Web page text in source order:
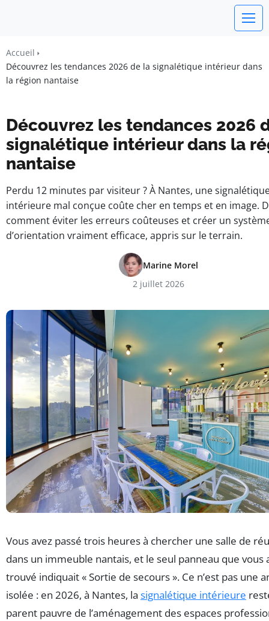
BUSINESS INSIGHTS FOR FRANCE
Accueil
Découvrez les tendances 2026 de la signalétique intérieur dans
la région nantaise
Découvrez les tendances 2026
signalétique intérieur dans la
nantaise
Perdu 12 minutes par visiteur ? À Nantes, une
intérieure mal conçue coûte cher en temps et en image.
comment éviter les erreurs coûteuses et créer un
d’orientation vraiment efficace, appris sur le terrain.
Marine Morel
2 juillet 2026
Vous avez passé trois heures à chercher une salle de
dans un immeuble nantais, et le seul panneau que vous
trouvé indiquait « Sortie de secours ». Ce n’est pas une
isolée : en 2026, à Nantes, la signalétique intérieure
parent pauvre de l’aménagement des espaces